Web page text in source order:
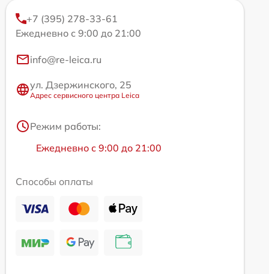
+7 (395) 278-33-61
Ежедневно с 9:00 до 21:00
info@re-leica.ru
ул. Дзержинского, 25
Адрес сервисного центра Leica
Режим работы:
Ежедневно с 9:00 до 21:00
Способы оплаты